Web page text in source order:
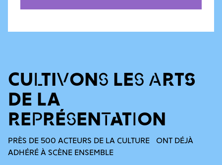
CULTIVONS LES ARTS
DE LA
REPRÉSENTATION
PRÈS DE 500 ACTEURS DE LA CULTURE ONT DÉJÀ
ADHÉRÉ À SCÈNE ENSEMBLE